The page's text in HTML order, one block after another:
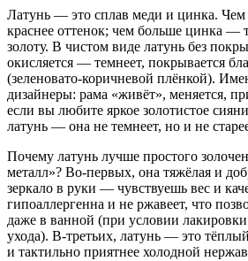
Латунь — это сплав меди и цинка.
краснее оттенок; чем больше цинка —
золоту. В чистом виде латунь без
окисляется — темнеет, покрывается
(зеленовато-коричневой плёнкой).
дизайнеры: рама «живёт», меняется,
если вы любите яркое золотистое
латунь — она не темнеет, но и не
Почему латунь лучше простого
металл»? Во-первых, она тяжёлая и
зеркало в руки — чувствуешь вес и
гипоаллергенна и не ржавеет, что
даже в ванной (при условии
ухода). В-третьих, латунь — это
и тактильно приятнее холодной